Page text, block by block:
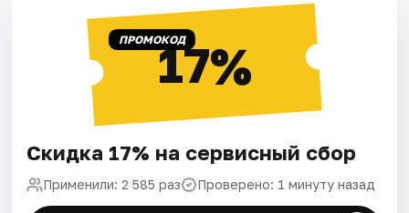
ПРОМОКОД17%
Скидка 17% на сервисный сбор
Применили: 2 585 раз Проверено: 1 минуту назад